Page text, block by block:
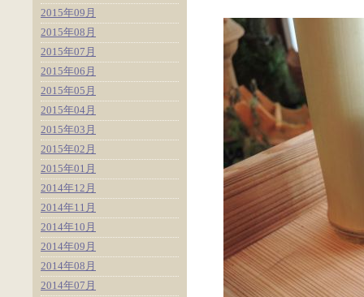
2015年09月
2015年08月
2015年07月
2015年06月
2015年05月
2015年04月
2015年03月
2015年02月
2015年01月
2014年12月
2014年11月
2014年10月
2014年09月
2014年08月
2014年07月